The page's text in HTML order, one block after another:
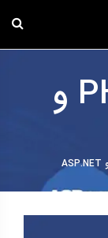
بررسی زبان PHP و